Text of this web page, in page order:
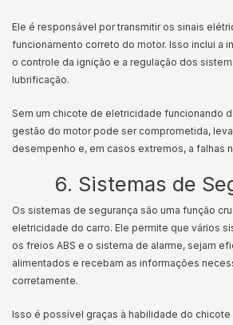
Ele é responsável por transmitir os sinais
funcionamento correto do motor. Isso inclui a
o controle da ignição e a regulação dos
lubrificação.
Sem um chicote de eletricidade funcionando
gestão do motor pode ser comprometida,
desempenho e, em casos extremos, a falhas
6. Sistemas de
Os sistemas de segurança são uma função
eletricidade do carro. Ele permite que vários
os freios ABS e o sistema de alarme, sejam
alimentados e recebam as informações
corretamente.
Isso é possível graças à habilidade do